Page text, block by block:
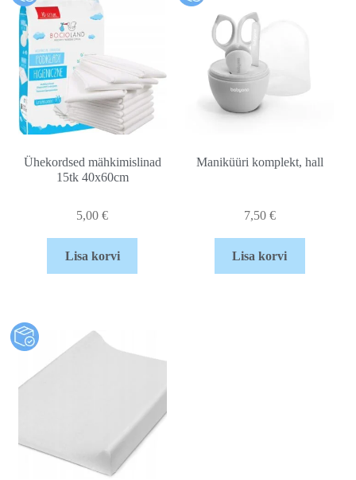
Ühekordsed mähkimislinad
15tk 40x60cm
5,00€
Lisa korvi
Maniküüri komplekt, hall
7,50 €
Lisa korvi